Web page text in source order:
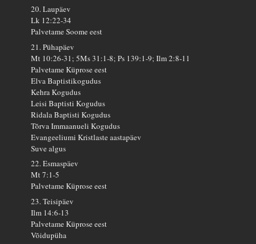
20. Laupäev
Lk 12:22-34
Palvetame Soome eest
21. Pühapäev
Mt 10:26-31; 5Ms 31:1-8; Ps 139:1-9; Ilm 2:8-11
Palvetame Küprose eest
Elva Baptistikogudus
Kehra Kogudus
Leisi Baptisti Kogudus
Ridala Baptisti Kogudus
Tõrva Immaanueli Kogudus
Evangeeliumi Kristlaste aastapäev
Suve algus
22. Esmaspäev
Mt 7:1-5
Palvetame Küprose eest
23. Teisipäev
Ilm 14:6-13
Palvetame Küprose eest
Võidupüha